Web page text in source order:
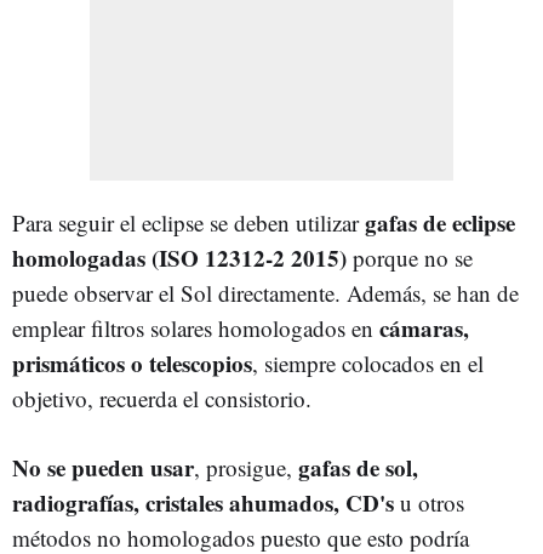
Para seguir el eclipse se deben utilizargafas de eclipse
homologadas (ISO 12312-2 2015) porque no se
puede observar el Sol directamente. Además, se han de
emplear filtros solares homologados en cámaras,
prismáticos o telescopios, siempre colocados en el
objetivo, recuerda el consistorio.
No se pueden usar, prosigue, gafas de sol,
radiografías, cristales ahumados, CD's u otros
métodos no homologados puesto que esto podría